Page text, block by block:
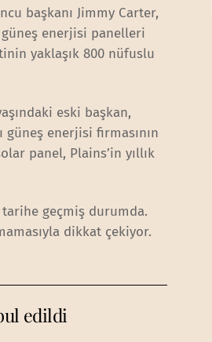
başkanı Jimmy Carter,
enerjisi panelleri
yaklaşık 800 nüfuslu
eski başkan,
enerjisi firmasının
panel, Plains’in yıllık
tarihe geçmiş durumda.
dikkat çekiyor.
edildi